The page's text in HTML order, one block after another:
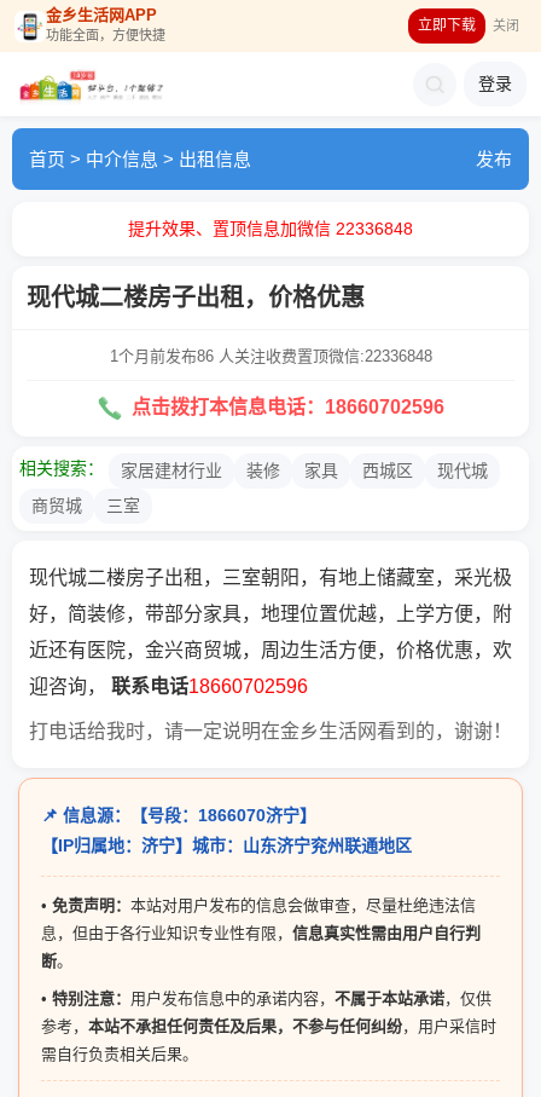
金乡生活网APP
功能全面，方便快捷
立即下载 关闭
登录
首页 > 中介信息 > 出租信息 发布
提升效果、置顶信息加微信 22336848
现代城二楼房子出租，价格优惠
1个月前发布86 人关注收费置顶微信:22336848
点击拨打本信息电话：18660702596
相关搜索： 家居建材行业 装修 家具 西城区
现代城
商贸城
三室
现代城二楼房子出租，三室朝阳，有地上储藏室，采光极
好，简装修，带部分家具，地理位置优越，上学方便，附
近还有医院，金兴商贸城，周边生活方便，价格优惠，欢
迎咨询， 联系电话18660702596
打电话给我时，请一定说明在金乡生活网看到的，谢谢！
📌 信息源：【号段：1866070济宁】
【IP归属地：济宁】城市：山东济宁兖州联通地区
• 免责声明： 本站对用户发布的信息会做审查，尽量杜绝违法信
息，但由于各行业知识专业性有限， 信息真实性需由用户自行判
断。
• 特别注意： 用户发布信息中的承诺内容， 不属于本站承诺，仅供
参考， 本站不承担任何责任及后果，不参与任何纠纷，用户采信时
需自行负责相关后果。